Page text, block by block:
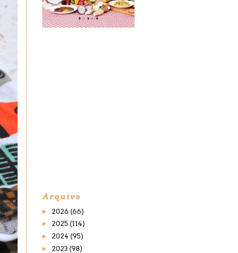
Arquivo
► 2026 (66)
► 2025 (114)
► 2024 (95)
► 2023 (98)